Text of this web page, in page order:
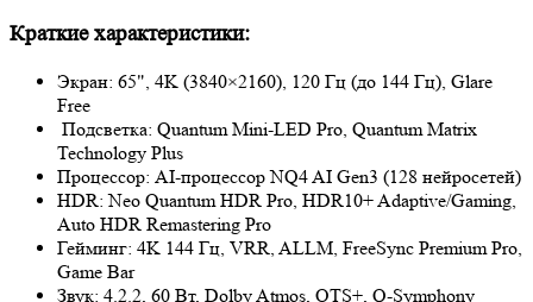
Краткие характеристики:
Экран: 65", 4K (3840×2160), 120 Гц (до 144 Гц), Glare
Free
Подсветка: Quantum Mini-LED Pro, Quantum Matrix
Technology Plus
Процессор: AI-процессор NQ4 AI Gen3 (128 нейросетей)
HDR: Neo Quantum HDR Pro, HDR10+ Adaptive/Gaming,
Auto HDR Remastering Pro
Гейминг: 4K 144 Гц, VRR, ALLM, FreeSync Premium Pro,
Game Bar
Звук: 4.2.2, 60 Вт, Dolby Atmos, OTS+, Q-Symphony